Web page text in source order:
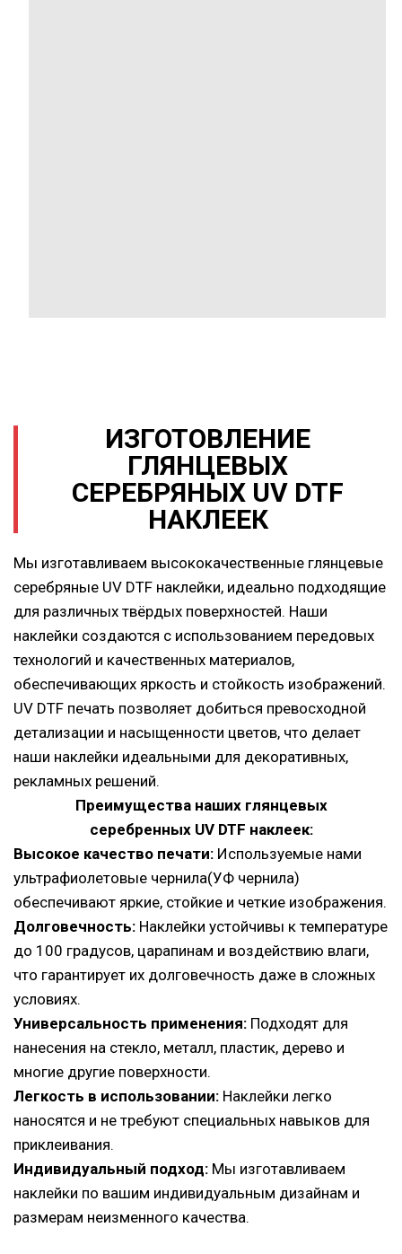
ИЗГОТОВЛЕНИЕ
ГЛЯНЦЕВЫХ
СЕРЕБРЯНЫХ UV DTF
НАКЛЕЕК
Мы изготавливаем высококачественные глянцевые
серебряные UV DTF наклейки, идеально подходящие
для различных твёрдых поверхностей. Наши
наклейки создаются с использованием передовых
технологий и качественных материалов,
обеспечивающих яркость и стойкость изображений.
UV DTF печать позволяет добиться превосходной
детализации и насыщенности цветов, что делает
наши наклейки идеальными для декоративных,
рекламных решений.
Преимущества наших глянцевых
серебренных UV DTF наклеек:
Высокое качество печати: Используемые нами
ультрафиолетовые чернила(УФ чернила)
обеспечивают яркие, стойкие и четкие изображения.
Долговечность: Наклейки устойчивы к температуре
до 100 градусов, царапинам и воздействию влаги,
что гарантирует их долговечность даже в сложных
условиях.
Универсальность применения: Подходят для
нанесения на стекло, металл, пластик, дерево и
многие другие поверхности.
Легкость в использовании: Наклейки легко
наносятся и не требуют специальных навыков для
приклеивания.
Индивидуальный подход: Мы изготавливаем
наклейки по вашим индивидуальным дизайнам и
размерам неизменного качества.